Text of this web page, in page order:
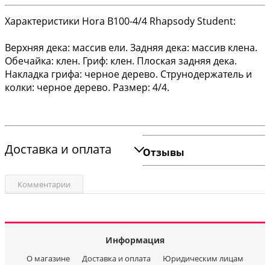
Характеристики Hora B100-4/4 Rhapsody Student:
Верхняя дека: массив ели. Задняя дека: массив клена.
Обечайка: клен. Гриф: клен. Плоская задняя дека.
Накладка грифа: черное дерево. Струнодержатель и
колки: черное дерево. Размер: 4/4.
Доставка и оплата Отзывы
Комментарии
Информация
О магазине Доставка и оплата
Юридическим лицам